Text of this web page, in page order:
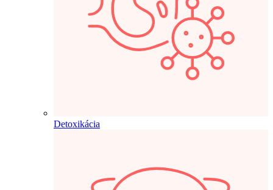
Detoxikácia